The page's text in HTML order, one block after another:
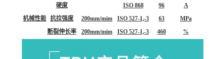
机械性能
硬度 ISO 868 96
A
抗拉强度
200mm/mim ISO 527-1,-3 63
MPa
断裂伸长率
200mm/mim ISO 527-1,-3 460 %